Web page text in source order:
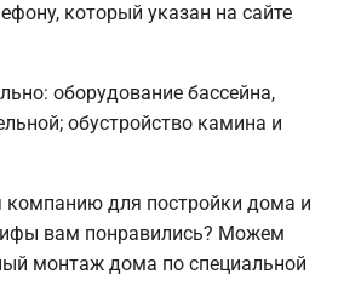
который указан на сайте
оборудование бассейна,
обустройство камина и
компанию для постройки дома и
вам понравились? Можем
монтаж дома по специальной